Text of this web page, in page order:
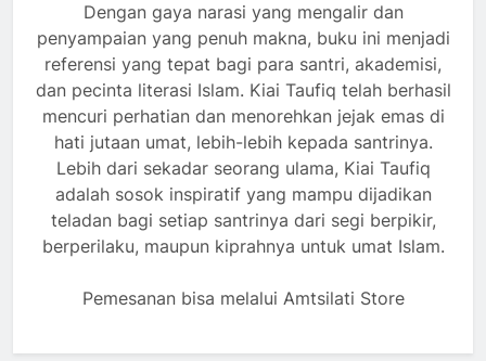
Dengan gaya narasi yang mengalir dan
penyampaian yang penuh makna, buku ini menjadi
referensi yang tepat bagi para santri, akademisi,
dan pecinta literasi Islam. Kiai Taufiq telah berhasil
mencuri perhatian dan menorehkan jejak emas di
hati jutaan umat, lebih-lebih kepada santrinya.
Lebih dari sekadar seorang ulama, Kiai Taufiq
adalah sosok inspiratif yang mampu dijadikan
teladan bagi setiap santrinya dari segi berpikir,
berperilaku, maupun kiprahnya untuk umat Islam.
Pemesanan bisa melalui Amtsilati Store